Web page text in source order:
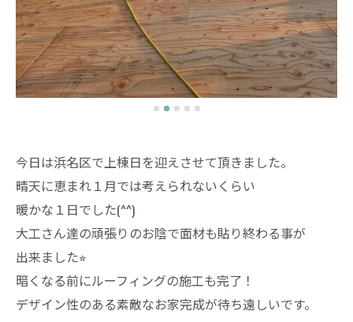
今日は浜名区で上棟日を迎えさせて頂きました。
晴天に恵まれ１月では考えられないくらい
暖かな１日でした(^^)
大工さん達の頑張りのお陰で面材も貼り終わる事が
出来ました⭐︎
暗くなる前にルーフィングの施工も完了！
デザイン性のある素敵なお家完成が待ち遠しいです。